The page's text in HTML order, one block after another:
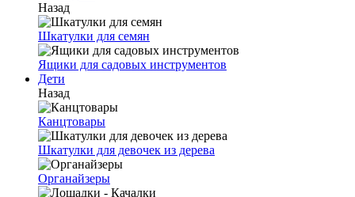
Назад
Шкатулки для семян
Ящики для садовых инструментов
Дети
Назад
Канцтовары
Шкатулки для девочек из дерева
Органайзеры